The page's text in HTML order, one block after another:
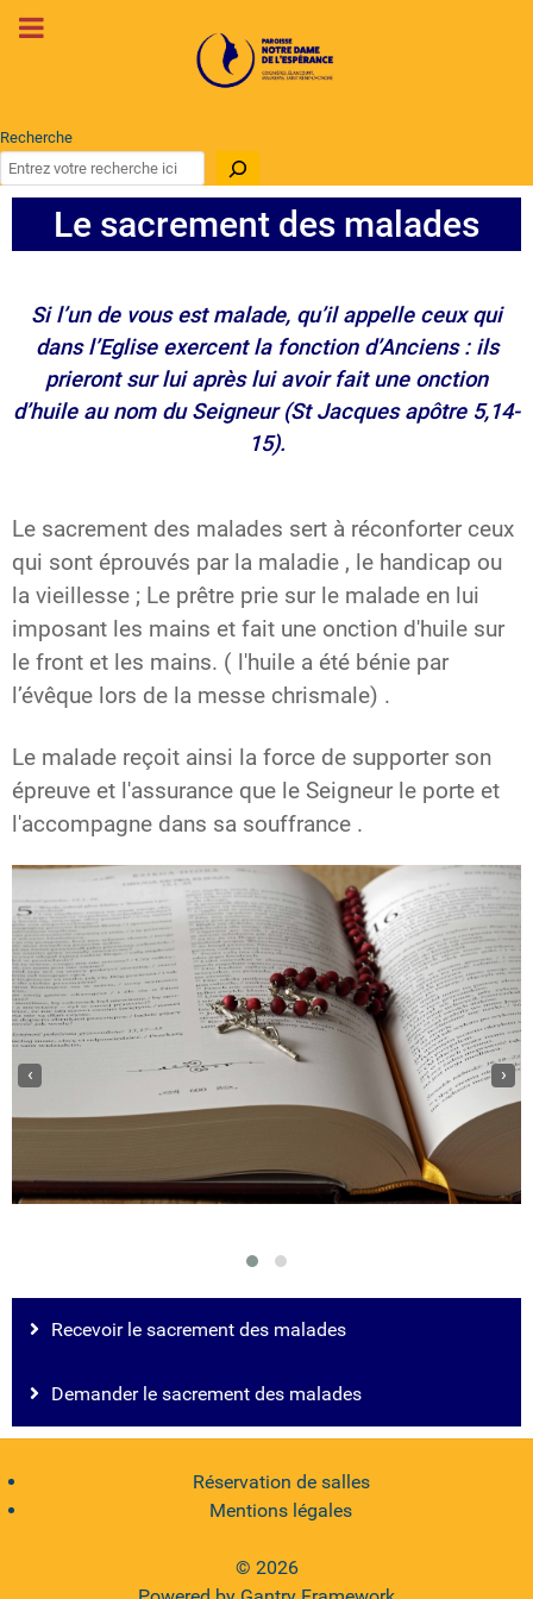
Recherche
Le sacrement des malades
Si l’un de vous est malade, qu’il appelle ceux qui
dans l’Eglise exercent la fonction d’Anciens : ils
prieront sur lui après lui avoir fait une onction
d’huile au nom du Seigneur (St Jacques apôtre 5,14-
15).
Le sacrement des malades sert à réconforter ceux
qui sont éprouvés par la maladie , le handicap ou
la vieillesse ; Le prêtre prie sur le malade en lui
imposant les mains et fait une onction d'huile sur
le front et les mains. ( l'huile a été bénie par
l’évêque lors de la messe chrismale) .
Le malade reçoit ainsi la force de supporter son
épreuve et l'assurance que le Seigneur le porte et
l'accompagne dans sa souffrance .
‹ ›
Recevoir le sacrement des malades
Demander le sacrement des malades
Réservation de salles
Mentions légales
© 2026